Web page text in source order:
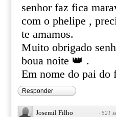
senhor faz fica
com o phelipe ,
te amamos.
Muito obrigado
boua noite 👑 .
Em nome do pai
Responder
Josemil Filho · 521